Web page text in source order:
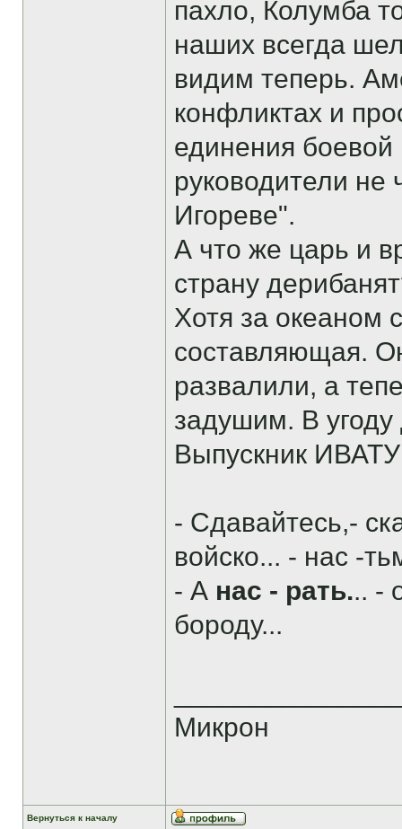
пахло, Колумба
наших всегда
видим теперь.
конфликтах и
единения
руководители не
Игореве".
А что же царь и
страну
Хотя за океаном
составляющая.
развалили, а
задушим. В
Выпускник ИВАТУ
- Сдавайтесь,-
войско... - нас -
- А нас - рать... -
бороду...
Микрон
Вернуться к началу